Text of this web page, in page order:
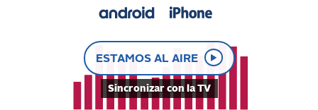
ESTAMOS AL AIRE
Sincronizar con la TV